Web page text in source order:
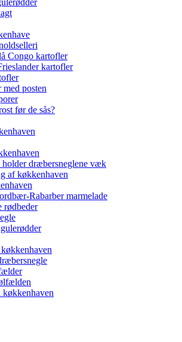
Congo kartofler
kartofler
posten
før de sås?
holder dræbersneglene væk
af køkkenhaven
Rabarber marmelade
rødbeder